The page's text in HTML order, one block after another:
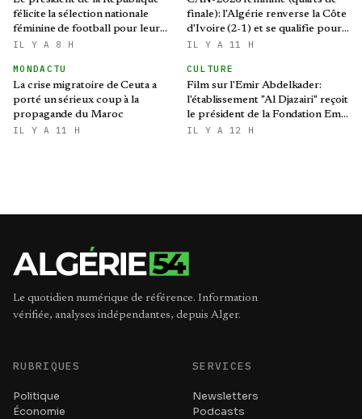
félicite la sélection nationale
féminine de football pour leur
qualification au Mondial 2027 et
IL Y A 8 H
finale): l'Algérie renverse la Côte
d'Ivoire (2-1) et se qualifie pour
le Mondial brésilien
IL Y A 11 H
MONDACTU
La crise migratoire de Ceuta a
porté un sérieux coup à la
propagande du Maroc
IL Y A 11 H
CULTURE
Film sur l'Emir Abdelkader:
l'établissement "Al Djazairi" reçoit
le président de la Fondation Emir
Abdelkader
IL Y A 12 H
Le quotidien numérique de référence. Information
vérifiée, analyses indépendantes, depuis Alger.
RUBRIQUES
Politique
Économie
SERVICES
Newsletters
Podcasts